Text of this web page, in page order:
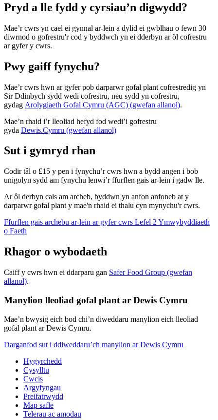
Pryd a lle fydd y cyrsiau’n digwydd?
Mae’r cwrs yn cael ei gynnal ar-lein a dylid ei gwblhau o fewn 30
diwrnod o gofrestru'r cod y byddwch yn ei dderbyn ar ôl cofrestru
ar gyfer y cwrs.
Pwy gaiff fynychu?
Mae’r cwrs hwn ar gyfer pob darparwr gofal plant cofrestredig yn
Sir Ddinbych sydd wedi cofrestru, neu sydd yn cofrestru,
gydag Arolygiaeth Gofal Cymru (AGC) (gwefan allanol).
Mae’n rhaid i’r lleoliad hefyd fod wedi’i gofrestru
gyda Dewis.Cymru (gwefan allanol)
Sut i gymryd rhan
Codir tâl o £15 y pen i fynychu’r cwrs hwn a bydd angen i bob
unigolyn sydd am fynychu lenwi’r ffurflen gais ar-lein i gadw lle.
Ar ôl derbyn cais am archeb, byddwn yn anfon anfoneb at y
darparwr gofal plant y mae'n rhaid ei thalu cyn mynychu'r cwrs.
Ffurflen gais archebu ar-lein ar gyfer cwrs Lefel 2 Ymwybyddiaeth
o Faeth
Rhagor o wybodaeth
Caiff y cwrs hwn ei ddarparu gan Safer Food Group (gwefan
allanol).
Manylion lleoliad gofal plant ar Dewis Cymru
Mae’n bwysig eich bod chi’n diweddaru manylion eich lleoliad
gofal plant ar Dewis Cymru.
Darganfod sut i ddiweddaru’ch manylion ar Dewis Cymru
Hygyrchedd
Cysylltu
Cwcis
Argyfyngau
Preifatrwydd
Map safle
Telerau ac amodau